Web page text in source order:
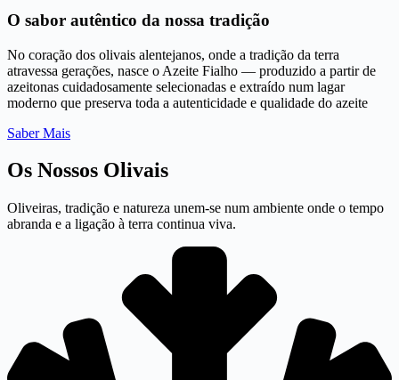
O sabor autêntico da nossa tradição
No coração dos olivais alentejanos, onde a tradição da terra
atravessa gerações, nasce o Azeite Fialho — produzido a partir de
azeitonas cuidadosamente selecionadas e extraído num lagar
moderno que preserva toda a autenticidade e qualidade do azeite
Saber Mais
Os Nossos Olivais
Oliveiras, tradição e natureza unem-se num ambiente onde o tempo
abranda e a ligação à terra continua viva.